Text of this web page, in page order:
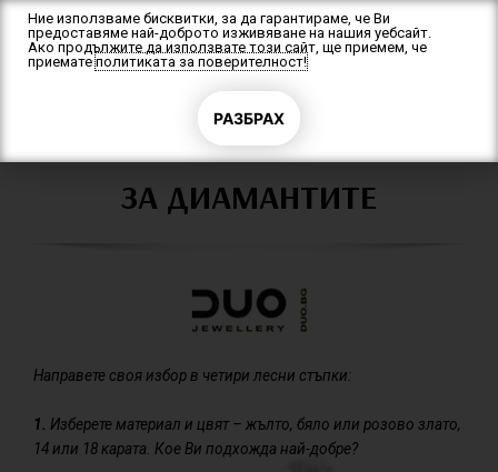
Skip
content
k
ЗА ДИАМАНТИТЕ
Направете своя избор в четири лесни стъпки:
1. Изберете материал и цвят – жълто, бяло или розово злато,
14 или 18 карата. Кое Ви подхожда най-добре?
Ние използваме бисквитки, за да гарантираме, че Ви
предоставяме най-доброто изживяване на нашия уебсайт.
Ако продължите да използвате този сайт, ще приемем, че
приематеполитиката за поверителност!
РАЗБРАХ